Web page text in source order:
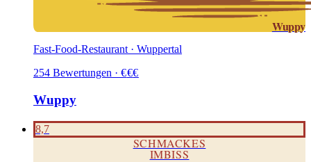
Wuppy
Fast-Food-Restaurant · Wuppertal
254 Bewertungen · €€€
Wuppy
8,7
SCHMACKES
IMBISS